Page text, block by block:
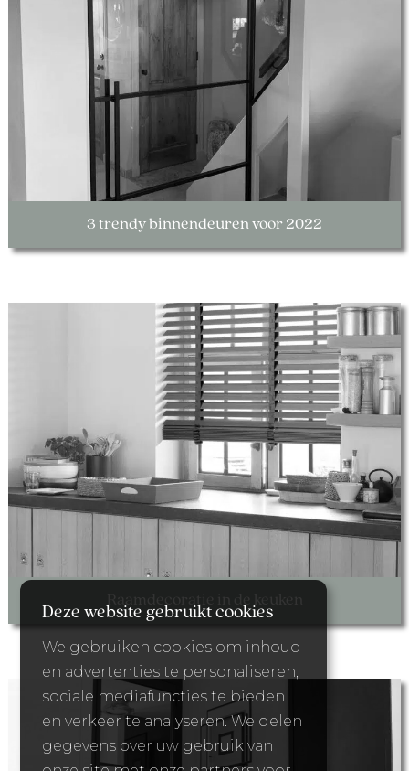
3 trendy binnendeuren voor 2022
Deze website gebruikt cookies
We gebruiken cookies om inhoud
en advertenties te personaliseren,
sociale mediafuncties te bieden
en verkeer te analyseren. We delen
gegevens over uw gebruik van